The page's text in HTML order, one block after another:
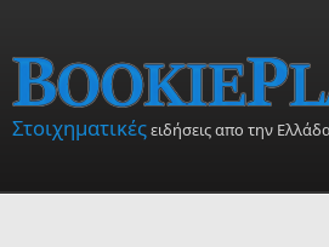
Στοιχηματικέςειδήσεις απο την